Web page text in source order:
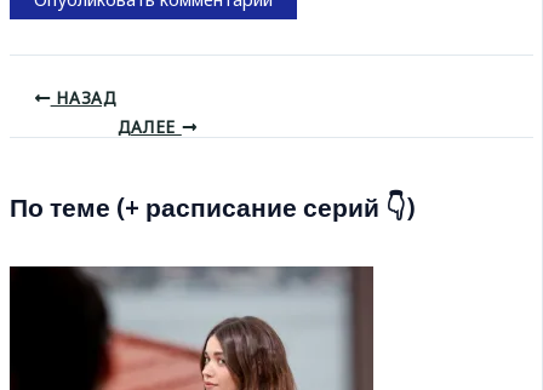
НАЗАД
ДАЛЕЕ
По теме (+ расписание серий 👇)